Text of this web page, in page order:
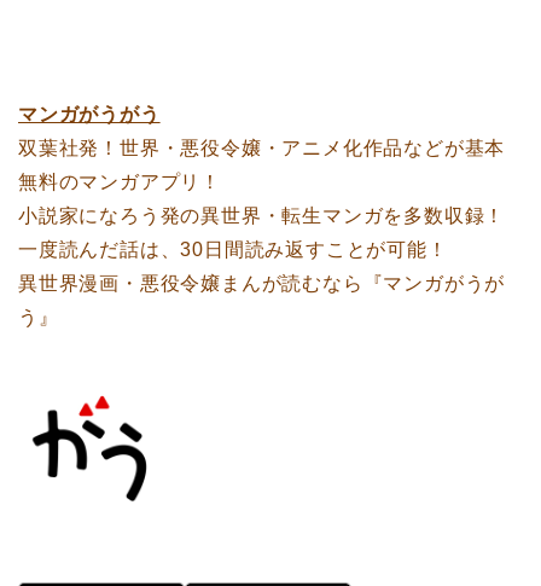
マンガがうがう
双葉社発！世界・悪役令嬢・アニメ化作品などが基本
無料のマンガアプリ！
小説家になろう発の異世界・転生マンガを多数収録！
一度読んだ話は、30日間読み返すことが可能！
異世界漫画・悪役令嬢まんが読むなら『マンガがうが
う』